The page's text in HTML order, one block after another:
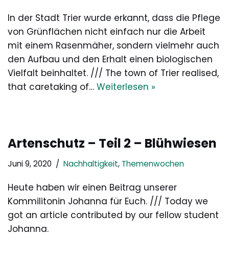
In der Stadt Trier wurde erkannt, dass die Pflege
von Grünflächen nicht einfach nur die Arbeit
mit einem Rasenmäher, sondern vielmehr auch
den Aufbau und den Erhalt einen biologischen
Vielfalt beinhaltet. /// The town of Trier realised,
that caretaking of… Weiterlesen »
Artenschutz – Teil 2 – Blühwiesen
Juni 9, 2020 Nachhaltigkeit, Themenwochen
Heute haben wir einen Beitrag unserer
Kommilitonin Johanna für Euch. /// Today we
got an article contributed by our fellow student
Johanna.